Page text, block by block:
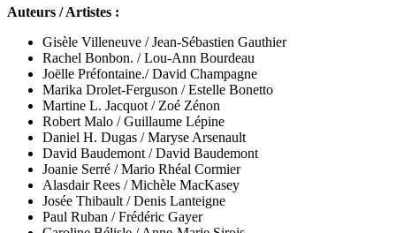
Auteurs / Artistes :
Gisèle Villeneuve / Jean-Sébastien Gauthier
Rachel Bonbon. / Lou-Ann Bourdeau
Joëlle Préfontaine./ David Champagne
Marika Drolet-Ferguson / Estelle Bonetto
Martine L. Jacquot / Zoé Zénon
Robert Malo / Guillaume Lépine
Daniel H. Dugas / Maryse Arsenault
David Baudemont / David Baudemont
Joanie Serré / Mario Rhéal Cormier
Alasdair Rees /Michèle MacKasey
Josée Thibault / Denis Lanteigne
Paul Ruban / Frédéric Gayer